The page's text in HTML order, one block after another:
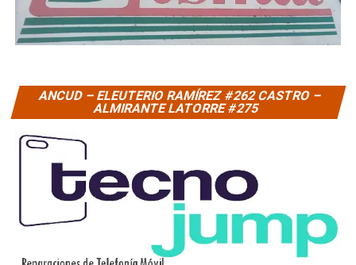
ANCUD – ELEUTERIO RAMÍREZ #262 CASTRO –
ALMIRANTE LATORRE #275